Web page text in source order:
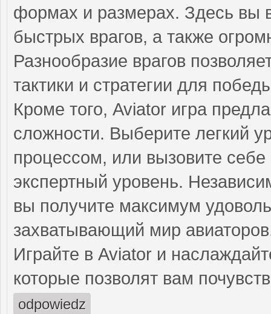
формах и размерах. Здесь вы
быстрых врагов, а также
Разнообразие врагов
тактики и стратегии для
Кроме того, Aviator игра
сложности. Выберите легкий
процессом, или вызовите
экспертный уровень.
вы получите максимум
захватывающий мир
Играйте в Aviator и
которые позволят вам
odpowiedz